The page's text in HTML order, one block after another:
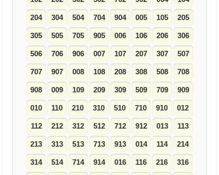
204 304 504 704 904 005 105 205
305 505 705 905 006 106 206 306
506 706 906 007 107 207 307 507
707 907 008 108 208 308 508 708
908 009 109 209 309 509 709 909
010 110 210 310 510 710 910 012
112 212 312 512 712 912 013 113
213 313 513 713 913 014 114 214
314 514 714 914 016 116 216 316